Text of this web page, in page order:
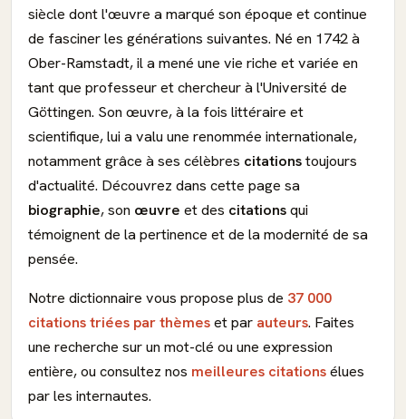
siècle dont l'œuvre a marqué son époque et continue
de fasciner les générations suivantes. Né en 1742 à
Ober-Ramstadt, il a mené une vie riche et variée en
tant que professeur et chercheur à l'Université de
Göttingen. Son œuvre, à la fois littéraire et
scientifique, lui a valu une renommée internationale,
notamment grâce à ses célèbres citationstoujours
d'actualité. Découvrez dans cette page sa
biographie, son œuvre et des citationsqui
témoignent de la pertinence et de la modernité de sa
pensée.
Notre dictionnaire vous propose plus de 37 000
citations triées par thèmeset par auteurs. Faites
une recherche sur un mot-clé ou une expression
entière, ou consultez nos meilleures citationsélues
par les internautes.